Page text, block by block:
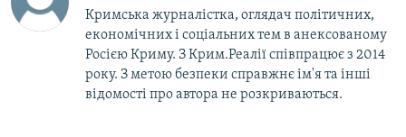
Кримська журналістка, оглядач політичних,
економічних і соціальних тем в анексованому
Росією Криму. З Крим.Реалії співпрацює з 2014
року. З метою безпеки справжнє ім'я та інші
відомості про автора не розкриваються.